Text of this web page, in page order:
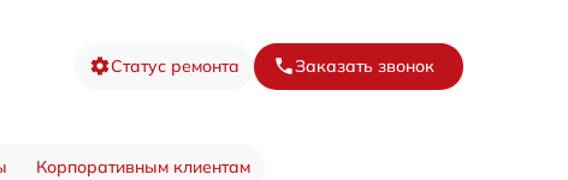
Статус ремонта Заказать звонок
Корпоративным клиентам